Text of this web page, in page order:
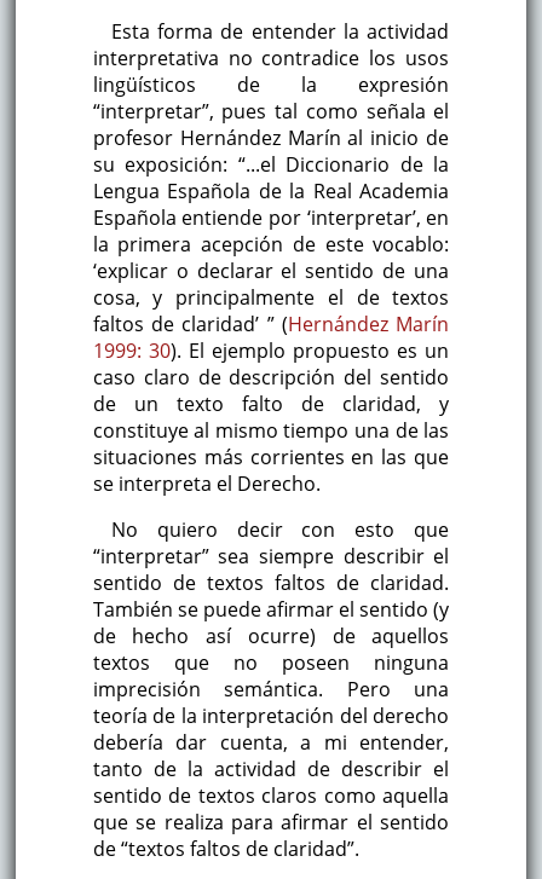
Esta forma de entender la actividad
interpretativa no contradice los usos
lingüísticos de la expresión
“interpretar”, pues tal como señala el
profesor Hernández Marín al inicio de
su exposición: “...el Diccionario de la
Lengua Española de la Real Academia
Española entiende por ‘interpretar’, en
la primera acepción de este vocablo:
‘explicar o declarar el sentido de una
cosa, y principalmente el de textos
faltos de claridad’ ” (Hernández Marín
1999: 30). El ejemplo propuesto es un
caso claro de descripción del sentido
de un texto falto de claridad, y
constituye al mismo tiempo una de las
situaciones más corrientes en las que
se interpreta el Derecho.
No quiero decir con esto que
“interpretar” sea siempre describir el
sentido de textos faltos de claridad.
También se puede afirmar el sentido (y
de hecho así ocurre) de aquellos
textos que no poseen ninguna
imprecisión semántica. Pero una
teoría de la interpretación del derecho
debería dar cuenta, a mi entender,
tanto de la actividad de describir el
sentido de textos claros como aquella
que se realiza para afirmar el sentido
de “textos faltos de claridad”.